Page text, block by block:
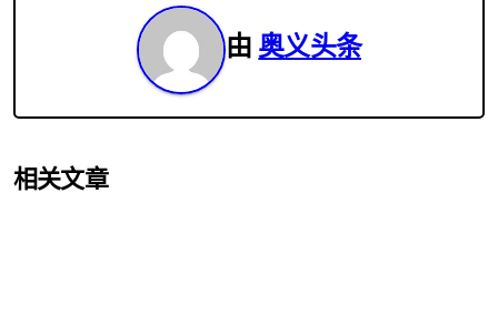
由 奥义头条
相关文章